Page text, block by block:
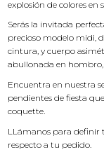
explosión de colores en
Serás la invitada
precioso modelo midi,
cintura, y cuerpo
abullonada en
Encuentra en nuestra
pendientes de fiesta
coquette.
LLámanos para definir
respecto a tu pedido.